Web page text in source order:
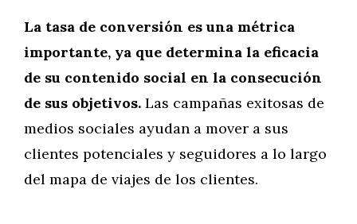
La tasa de conversión es una métrica
importante, ya que determina la eficacia
de su contenido social en la consecución
de sus objetivos. Las campañas exitosas de
medios sociales ayudan a mover a sus
clientes potenciales y seguidores a lo largo
del mapa de viajes de los clientes.